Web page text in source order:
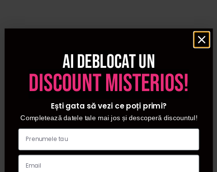
Ai deblocat un
discount misterios!
Ești gata să vezi ce poți primi?
Completează datele tale mai jos și descoperă discountul!